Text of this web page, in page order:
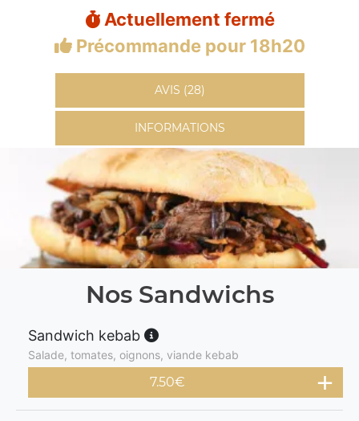
Actuellement fermé
Précommande pour 18h20
AVIS (28)
INFORMATIONS
Nos Sandwichs
Sandwich kebab
Salade, tomates, oignons, viande kebab
7.50€